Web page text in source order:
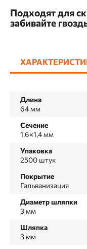
Подходят для
забивайте
Длина
64 мм
Сечение
1,6×1,4 мм
Упаковка
2500 штук
Покрытие
Гальванизация
Диаметр шляпки
3 мм
Шляпка
3 мм